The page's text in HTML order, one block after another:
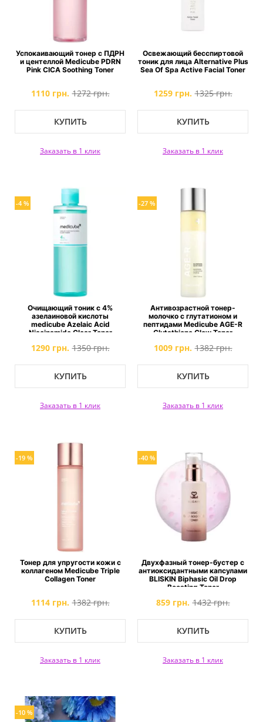
Успокаивающий тонер с ПДРН
и центеллой Medicube PDRN
Pink CICA Soothing Toner
1110 грн. 1272 грн.
КУПИТЬ
Заказать в 1 клик
Освежающий бесспиртовой
тоник для лица Alternative Plus
Sea Of Spa Active Facial Toner
1259 грн. 1325 грн.
КУПИТЬ
Заказать в 1 клик
-4 %
Очищающий тоник с 4%
азелаиновой кислоты
medicube Azelaic Acid
Niacinamide Clear Toner
1290 грн. 1350 грн.
КУПИТЬ
Заказать в 1 клик
-27 %
Антивозрастной тонер-
молочко с глутатионом и
пептидами Medicube AGE-R
Glutathione Glow Toner
1009 грн. 1382 грн.
КУПИТЬ
Заказать в 1 клик
-19 %
Тонер для упругости кожи с
коллагеном Medicube Triple
Collagen Toner
1114 грн. 1382 грн.
КУПИТЬ
Заказать в 1 клик
-40 %
Двухфазный тонер-бустер с
антиоксидантными капсулами
BLISKIN Biphasic Oil Drop
Boosting Toner
859 грн. 1432 грн.
КУПИТЬ
Заказать в 1 клик
-10 %